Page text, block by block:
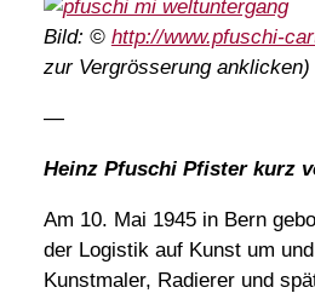
Bild: © http://www.pfuschi-
zur Vergrösserung anklicken)
—
Heinz Pfuschi Pfister kurz
Am 10. Mai 1945 in Bern
der Logistik auf Kunst um
Kunstmaler, Radierer und